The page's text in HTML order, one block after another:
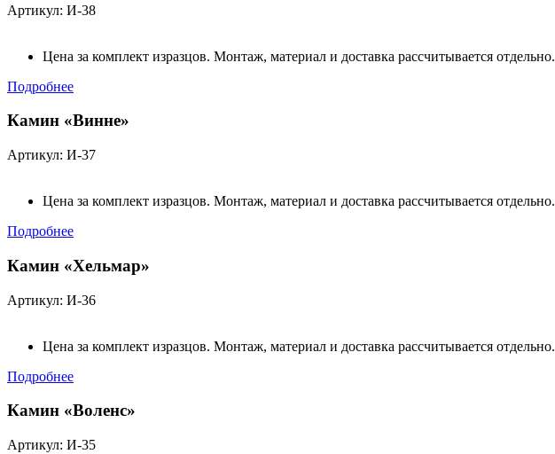
Артикул: И-38
Цена за комплект изразцов. Монтаж, материал и доставка рассчитывается отдельно.
Подробнее
Камин «Винне»
Артикул: И-37
Цена за комплект изразцов. Монтаж, материал и доставка рассчитывается отдельно.
Подробнее
Камин «Хельмар»
Артикул: И-36
Цена за комплект изразцов. Монтаж, материал и доставка рассчитывается отдельно.
Подробнее
Камин «Воленс»
Артикул: И-35